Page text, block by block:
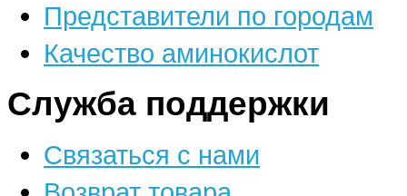
Представители по городам
Качество аминокислот
Служба поддержки
Связаться с нами